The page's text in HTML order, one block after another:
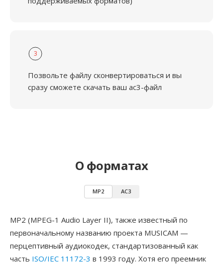
3
Позвольте файлу сконвертироваться и вы
сразу сможете скачать ваш ac3-файл
О форматах
MP2 AC3
MP2 (MPEG-1 Audio Layer II), также известный по
первоначальному названию проекта MUSICAM —
перцептивный аудиокодек, стандартизованный как
часть ISO/IEC 11172-3 в 1993 году. Хотя его преемник